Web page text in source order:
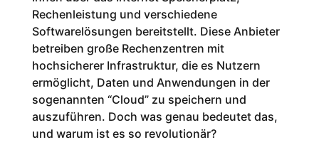
Zusätzliche
Sicherheitsschicht
3. Standort der Server und
Datenschutzgesetze
4. Sicherheitsrichtlinien des
Anbieters
5. Schutz vor
Cyberangriffen
6. Kontrollmöglichkeiten für
den Nutzer
Rechenleistung und verschiedene
Softwarelösungen bereitstellt. Diese Anbieter
betreiben große Rechenzentren mit
hochsicherer Infrastruktur, die es Nutzern
ermöglicht, Daten und Anwendungen in der
sogenannten “Cloud” zu speichern und
auszuführen. Doch was genau bedeutet das,
und warum ist es so revolutionär?